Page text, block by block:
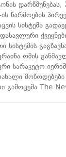
ის წარმოების
სისტემა
სისტემის
ომის
სარაკეტო
გამოცემა The